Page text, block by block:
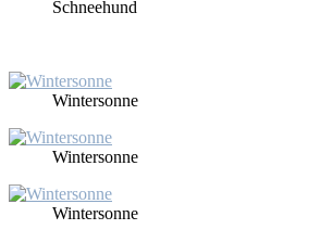
Schnee­hund
Win­ter­son­ne
Win­ter­son­ne
Win­ter­son­ne